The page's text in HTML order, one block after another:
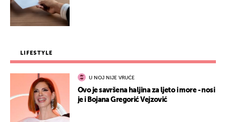
LIFESTYLE
U NOJ NIJE VRUĆE
Ovo je savršena haljina za ljeto i more - nosi
je i Bojana Gregorić Vejzović